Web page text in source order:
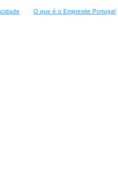
O que é o Empresite Portugal